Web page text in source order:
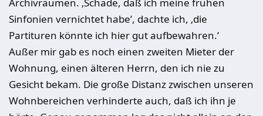
Sinfonien vernichtet habe’, dachte ich, ‚die
Partituren könnte ich hier gut aufbewahren.’
Außer mir gab es noch einen zweiten Mieter der
Wohnung, einen älteren Herrn, den ich nie zu
Gesicht bekam. Die große Distanz zwischen unseren
Wohnbereichen verhinderte auch, daß ich ihn je